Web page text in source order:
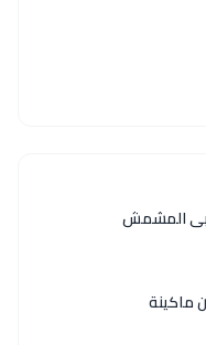
المشمش
ماكينة